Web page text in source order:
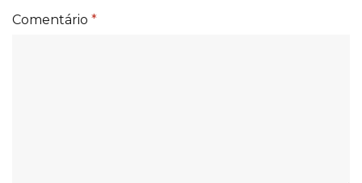
Comentário *